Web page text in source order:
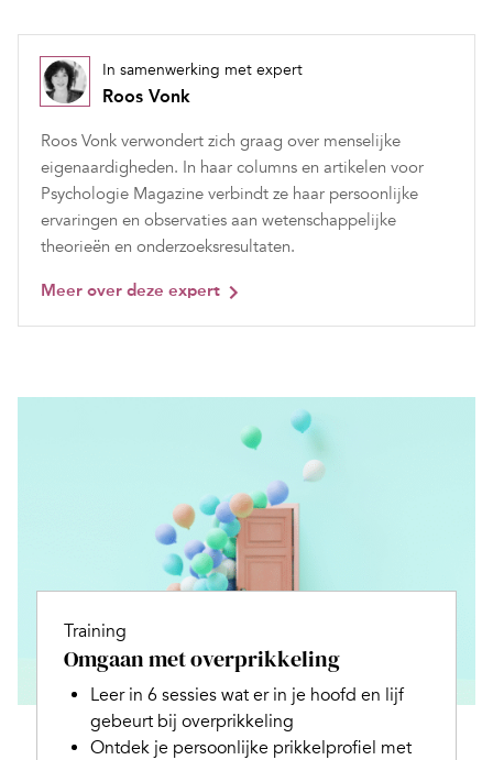
In samenwerking met expert
Roos Vonk
Roos Vonk verwondert zich graag over menselijke
eigenaardigheden. In haar columns en artikelen voor
Psychologie Magazine verbindt ze haar persoonlijke
ervaringen en observaties aan wetenschappelijke
theorieën en onderzoeksresultaten.
Meer over deze expert
Training
Omgaan met overprikkeling
Leer in 6 sessies wat er in je hoofd en lijf
gebeurt bij overprikkeling
Ontdek je persoonlijke prikkelprofiel met